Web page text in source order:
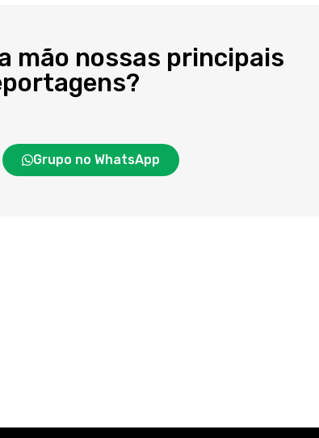
mão nossas principais
Grupo no WhatsApp